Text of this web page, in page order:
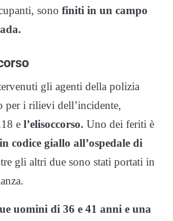
sono finiti in un campo
gli agenti della polizia
per i rilievi dell’incidente,
e l’elisoccorso. Uno dei feriti è
codice giallo all’ospedale di
gli altri due sono stati portati in
uomini di 36 e 41 anni e una